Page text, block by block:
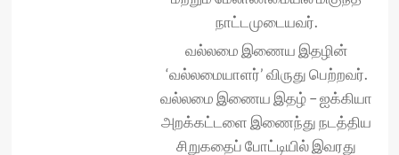
நாட்டமுடையவர்.
வல்லமை இணைய இதழின்
‘வல்லமையாளர்’ விருது பெற்றவர்.
வல்லமை இணைய இதழ் – ஐக்கியா
அறக்கட்டளை இணைந்து நடத்திய
சிறுகதைப் போட்டியில் இவரது